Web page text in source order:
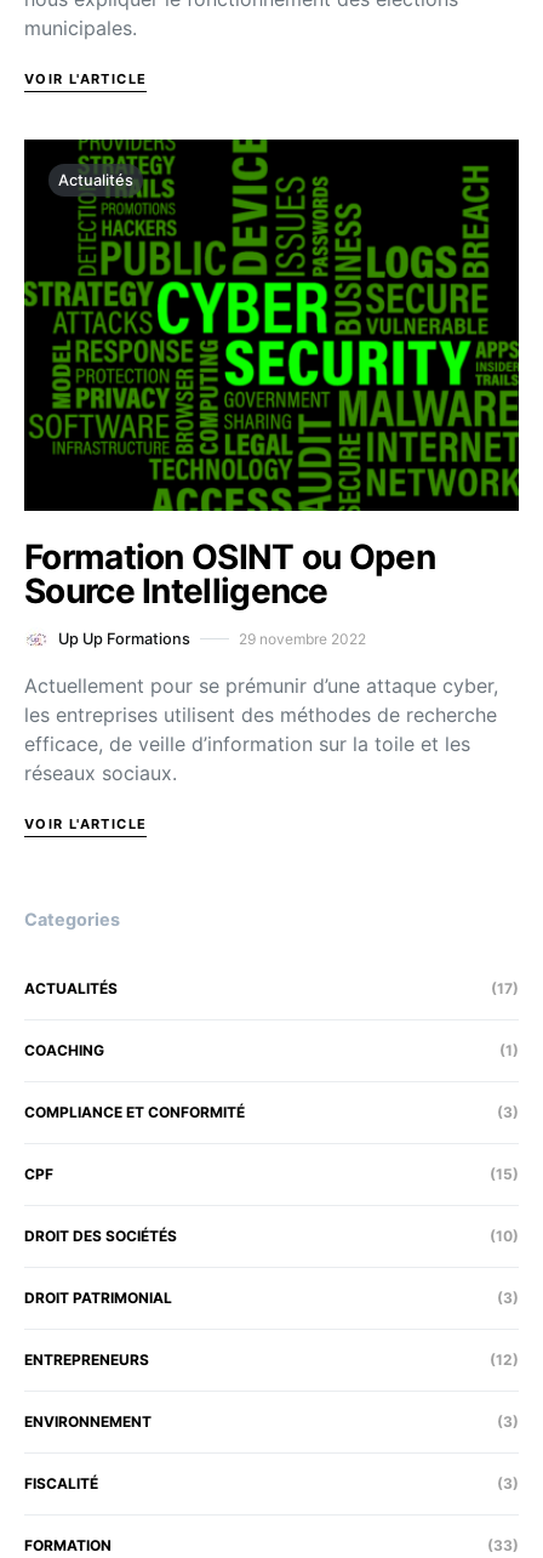
municipales.
VOIR L'ARTICLE
Actualités
Formation OSINT ou Open
Source Intelligence
Up Up Formations 29 novembre 2022
Actuellement pour se prémunir d’une attaque cyber,
les entreprises utilisent des méthodes de recherche
efficace, de veille d’information sur la toile et les
réseaux sociaux.
VOIR L'ARTICLE
Categories
ACTUALITÉS (17)
COACHING (1)
COMPLIANCE ET CONFORMITÉ (3)
CPF (15)
DROIT DES SOCIÉTÉS (10)
DROIT PATRIMONIAL (3)
ENTREPRENEURS (12)
ENVIRONNEMENT (3)
FISCALITÉ (3)
FORMATION (33)